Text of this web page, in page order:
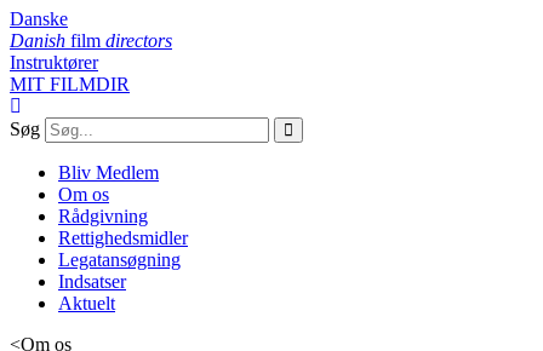
Danske
Danish film directors
Instruktører
MIT FILMDIR
Søg
Bliv Medlem
Om os
Rådgivning
Rettighedsmidler
Legatansøgning
Indsatser
Aktuelt
<Om os